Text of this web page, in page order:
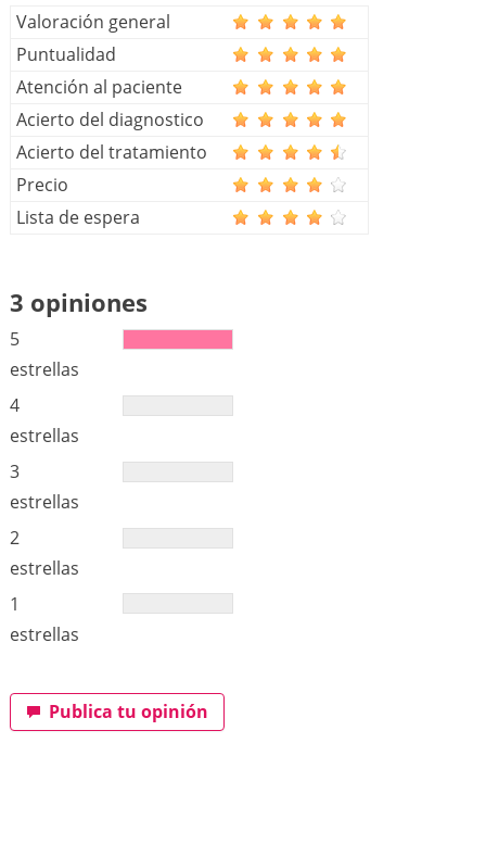
Valoración general
Puntualidad
Atención al paciente
Acierto del diagnostico
Acierto del tratamiento
Precio
Lista de espera
3 opiniones
5
estrellas
4
estrellas
3
estrellas
2
estrellas
1
estrellas
Publica tu opinión